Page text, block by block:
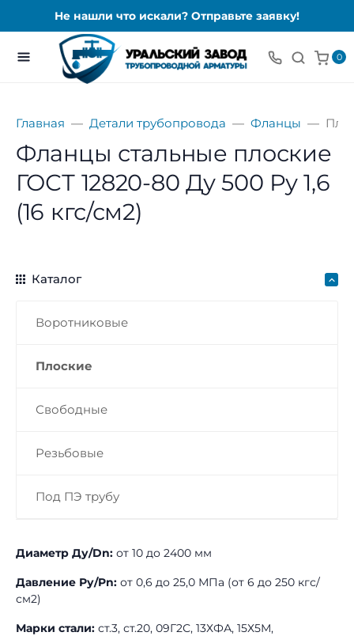
Не нашли что искали? Отправьте заявку!
0
Главная Детали трубопровода Фланцы
Фланцы стальные плоские
ГОСТ 12820-80 Ду 500 Ру 1,6
(16 кгс/см2)
Каталог
Воротниковые
Плоские
Свободные
Резьбовые
Под ПЭ трубу
Диаметр Ду/Dn: от 10 до 2400 мм
Давление Ру/Pn: от 0,6 до 25,0 МПа (от 6 до 250 кгс/
см2)
Марки стали: ст.3, ст.20, 09Г2С, 13ХФА, 15Х5М,